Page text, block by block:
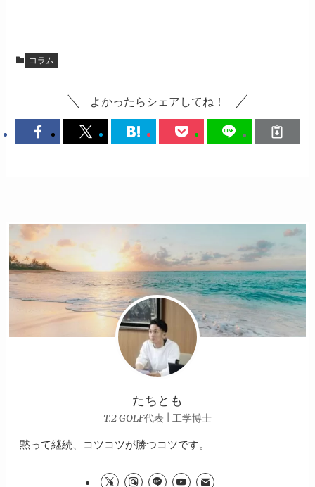
コラム
よかったらシェアしてね！
たちとも
T.2 GOLF代表 | 工学博士
黙って継続、コツコツが勝つコツです。